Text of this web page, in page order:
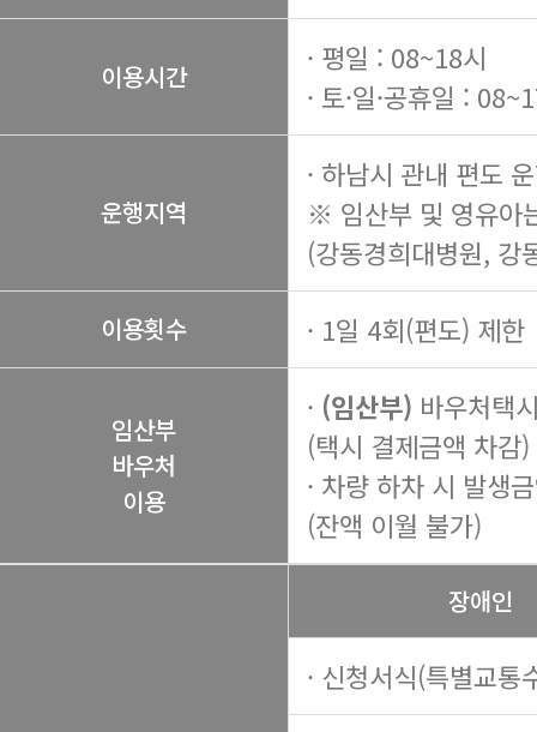
이용시간
· 평일 : 08~18시
· 토·일·공휴일 :
운행지역
· 하남시 관내 편도
※ 임산부 및 영유아
(강동경희대병원, 강
이용횟수 · 1일 4회(편도) 제한
임산부
바우처
이용
· (임산부) 바우처택
(택시 결제금액 차감)
· 차량 하차 시 발생
(잔액 이월 불가)
장애인
· 신청서식(특별교